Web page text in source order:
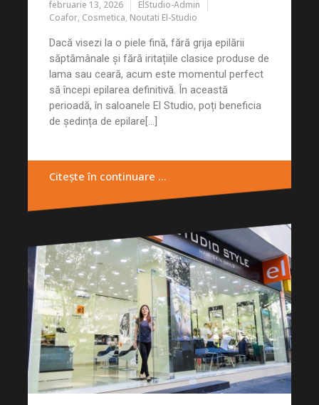
februarie 13, 2026
ElStudio-Admin
Coafor, Cosmetica, Noutati El-Studio
Dacă visezi la o piele fină, fără grija epilării
săptămânale și fără iritațiile clasice produse de
lama sau ceară, acum este momentul perfect
să începi epilarea definitivă. În această
perioadă, în saloanele El Studio, poți beneficia
de ședința de epilare[...]
Citește în continuare …